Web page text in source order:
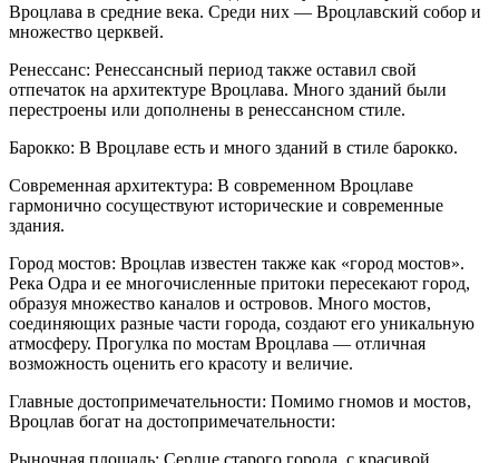
Вроцлава в средние века. Среди них — Вроцлавский собор и
множество церквей.
Ренессанс: Ренессансный период также оставил свой
отпечаток на архитектуре Вроцлава. Много зданий были
перестроены или дополнены в ренессансном стиле.
Барокко: В Вроцлаве есть и много зданий в стиле барокко.
Современная архитектура: В современном Вроцлаве
гармонично сосуществуют исторические и современные
здания.
Город мостов: Вроцлав известен также как «город мостов».
Река Одра и ее многочисленные притоки пересекают город,
образуя множество каналов и островов. Много мостов,
соединяющих разные части города, создают его уникальную
атмосферу. Прогулка по мостам Вроцлава — отличная
возможность оценить его красоту и величие.
Главные достопримечательности: Помимо гномов и мостов,
Вроцлав богат на достопримечательности:
Рыночная площадь: Сердце старого города, с красивой